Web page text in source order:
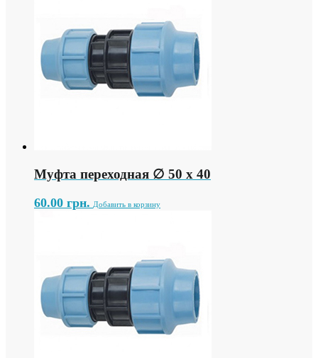
Муфта переходная ∅ 50 х 40
60.00 грн. Добавить в корзину